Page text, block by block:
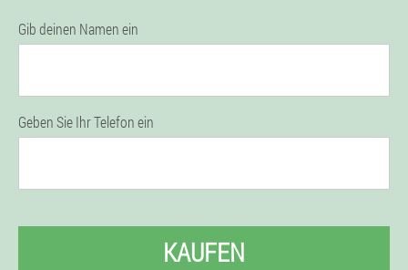
Gib deinen Namen ein
Geben Sie Ihr Telefon ein
KAUFEN